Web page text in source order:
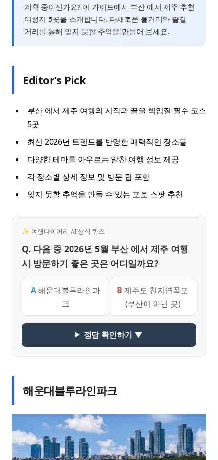
계획 중이신가요? 이 가이드에서 부산 에서 제주 추천
여행지 5곳을 소개합니다. 다채로운 볼거리와 즐길
거리를 통해 잊지 못할 추억을 만들어 보세요.
Editor’s Pick
부산 에서 제주 여행의 시작과 끝을 책임질 필수 코스
5곳
최신 2026년 트렌드를 반영한 매력적인 장소들
다양한 테마를 아우르는 알찬 여행 정보 제공
각 장소별 상세 정보 및 방문 팁 포함
잊지 못할 추억을 만들 수 있는 포토 스팟 추천
✨ 여행다이어리 AI 상식 퀴즈
Q. 다음 중 2026년 5월 부산 에서 제주 여행
시 방문하기 좋은 곳은 어디일까요?
A해운대블루라인파
크
B 제주도 천지연폭포
(부산이 아닌 곳)
정답 확인하기 ▼
해운대블루라인파크